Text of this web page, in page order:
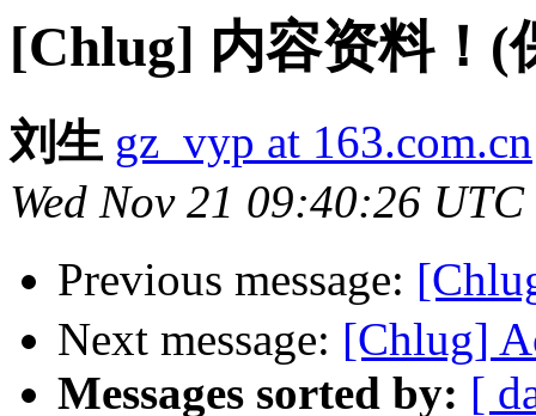
[Chlug] 内容资料！(
刘生 gz_vyp at 163.com.cn
Wed Nov 21 09:40:26
Previous message:
Next message: [Chlug]
Messages sorted by: [